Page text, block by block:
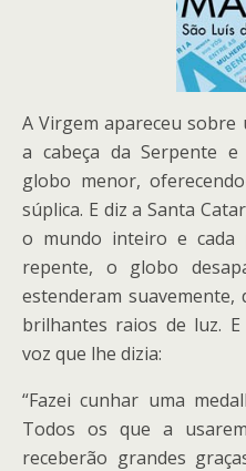
A Virgem apareceu
a cabeça da Serpente
globo menor,
súplica. E diz a Santa
o mundo inteiro e cada
repente, o globo
estenderam
brilhantes raios de luz.
voz que lhe dizia:
“Fazei cunhar uma
Todos os que a
receberão grandes